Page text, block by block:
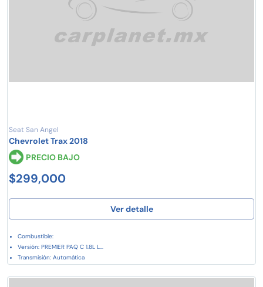
Seat San Angel
Chevrolet Trax 2018
PRECIO BAJO
$299,000
Ver detalle
Combustible:
Versión: PREMIER PAQ C 1.8L L...
Transmisión: Automática